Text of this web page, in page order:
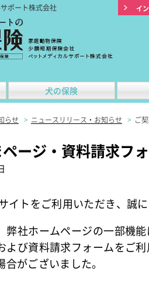
ポート株式会社 イ
犬の保険
らせ > ニュースリリース・お知らせ > ご
ージ・資料請求フ
イトをご利用いただき、誠
社ホームページの一部機能
よび資料請求フォームをご
がございました。